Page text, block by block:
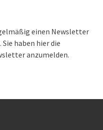
einen Newsletter
haben hier die
anzumelden.